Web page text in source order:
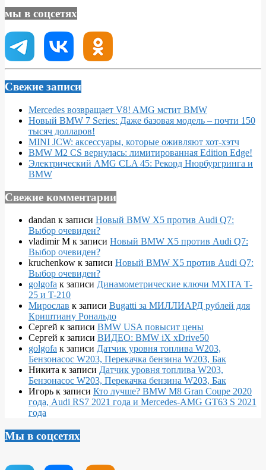
мы в соцсетях
Свежие записи
Mercedes возвращает V8! AMG мстит BMW
Новый BMW 7 Series: Даже базовая модель – почти 150
тысяч долларов!
MINI JCW: аксессуары, которые оживляют хот-хэтч
BMW M2 CS вернулась: лимитированная Edition Edge!
Электрический AMG CLA 45: Рекорд Нюрбургринга и
BMW
Свежие комментарии
dandan к записи Новый BMW X5 против Audi Q7:
Выбор очевиден?
vladimir M к записи Новый BMW X5 против Audi Q7:
Выбор очевиден?
kruchenkow к записи Новый BMW X5 против Audi Q7:
Выбор очевиден?
golgofa к записи Динамометрические ключи MXITA T-
25 и T-210
Мирослав к записи Bugatti за МИЛЛИАРД рублей для
Криштиану Рональдо
Сергей к записи BMW USA повысит цены
Сергей к записи ВИДЕО: BMW iX xDrive50
golgofa к записи Датчик уровня топлива W203,
Бензонасос W203, Перекачка бензина W203, Бак
Никита к записи Датчик уровня топлива W203,
Бензонасос W203, Перекачка бензина W203, Бак
Игорь к записи Кто лучше? BMW M8 Gran Coupe 2020
года, Audi RS7 2021 года и Mercedes-AMG GT63 S 2021
года
Мы в соцсетях